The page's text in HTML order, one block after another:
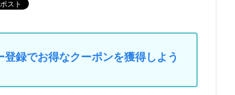
録でお得なクーポンを獲得しよう